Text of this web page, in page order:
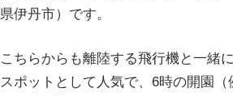
県伊丹市）です。
こちらからも離陸する飛行機と一緒
スポットとして人気で、6時の開園